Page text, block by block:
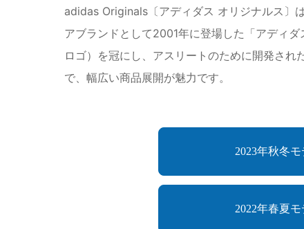
adidas Originals〔アディダス オリジナルス〕
アブランドとして2001年に登場した「アディ
ロゴ）を冠にし、アスリートのために開発さ
で、幅広い商品展開が魅力です。
2023年秋冬
2022年春夏